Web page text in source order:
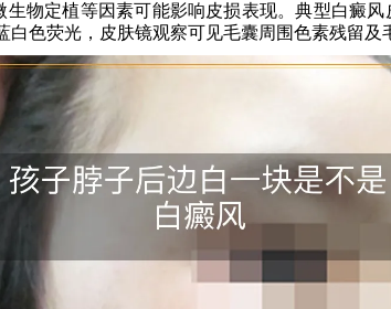
物定植等因素可能影响皮损表现。典型白癜
白色荧光，皮肤镜观察可见毛囊周围色素残留及